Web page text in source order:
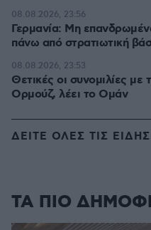
Γερμανία: Μη
πάνω από στρατιωτική
08.08.2026, 23:56
Θετικές οι συνομιλίες με
Ορμούζ, λέει το Ομάν
08.08.2026, 23:53
ΔΕΙΤΕ ΟΛΕΣ ΤΙΣ
ΤΑ ΠΙΟ